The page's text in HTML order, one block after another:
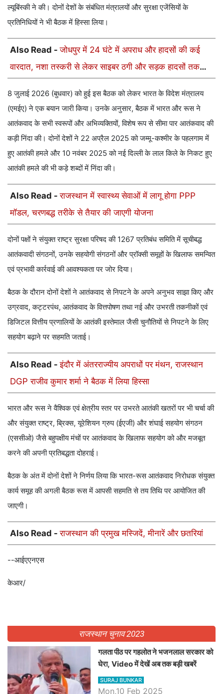
ल्यूबिंस्की ने की। दोनों देशों के संबंधित मंत्रालयों और सुरक्षा एजेंसियों के
प्रतिनिधियों ने भी बैठक में हिस्सा लिया।
Also Read -जोधपुर में 24 घंटे में अपराध और हादसों की कई
वारदात, नशा तस्करी से लेकर साइबर ठगी और सड़क हादसों तक
8 जुलाई 2026 (बुधवार) को हुई इस बैठक को लेकर भारत के विदेश मंत्रालय
(एमईए) ने एक बयान जारी किया। उनके अनुसार, बैठक में भारत और रूस ने
आतंकवाद के सभी स्वरूपों और अभिव्यक्तियों, विशेष रूप से सीमा पार आतंकवाद की
कड़ी निंदा की। दोनों देशों ने 22 अप्रैल 2025 को जम्मू-कश्मीर के पहलगाम में
हुए आतंकी हमले और 10 नवंबर 2025 को नई दिल्ली के लाल किले के निकट हुए
आतंकी हमले की भी कड़े शब्दों में निंदा की।
Also Read -राजस्थान में स्वास्थ्य सेवाओं में लागू होगा PPP
मॉडल, चरणबद्ध तरीके से तैयार की जाएगी योजना
दोनों पक्षों ने संयुक्त राष्ट्र सुरक्षा परिषद की 1267 प्रतिबंध समिति में सूचीबद्ध
आतंकवादी संगठनों, उनके सहयोगी संगठनों और प्रॉक्सी समूहों के खिलाफ समन्वित
एवं प्रभावी कार्रवाई की आवश्यकता पर जोर दिया।
बैठक के दौरान दोनों देशों ने आतंकवाद से निपटने के अपने अनुभव साझा किए और
उग्रवाद, कट्टरपंथ, आतंकवाद के वित्तपोषण तथा नई और उभरती तकनीकों एवं
डिजिटल वित्तीय प्रणालियों के आतंकी इस्तेमाल जैसी चुनौतियों से निपटने के लिए
सहयोग बढ़ाने पर सहमति जताई।
Also Read -इंदौर में अंतरराज्यीय अपराधों पर मंथन, राजस्थान
DGP राजीव कुमार शर्मा ने बैठक में लिया हिस्सा
भारत और रूस ने वैश्विक एवं क्षेत्रीय स्तर पर उभरते आतंकी खतरों पर भी चर्चा की
और संयुक्त राष्ट्र, ब्रिक्स, यूरेशियन ग्रुप (ईएजी) और शंघाई सहयोग संगठन
(एससीओ) जैसे बहुपक्षीय मंचों पर आतंकवाद के खिलाफ सहयोग को और मजबूत
करने की अपनी प्रतिबद्धता दोहराई।
बैठक के अंत में दोनों देशों ने निर्णय लिया कि भारत-रूस आतंकवाद निरोधक संयुक्त
कार्य समूह की अगली बैठक रूस में आपसी सहमति से तय तिथि पर आयोजित की
जाएगी।
Also Read -राजस्थान की प्रमुख मस्जिदें, मीनारें और छतरियां
--आईएएनएस
केआर/
राजस्थान चुनाव 2023
गलता पीठ पर गहलोत ने भजनलाल सरकार को
घेरा, Video में देखें अब तक बड़ी खबरें
SURAJ BUNKAR
Mon,10 Feb 2025